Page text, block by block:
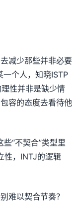
减少那些并非必要
一个人，知晓ISTP
性并非是缺少情
容的态度去看待他
“不契合”类型里
性，INTJ的逻辑
难以契合节奏？